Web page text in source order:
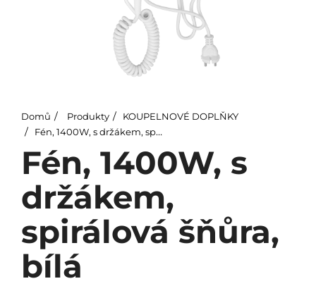
Domů Produkty
KOUPELNOVÉ DOPLŇKY
Fén, 1400W, s držákem, spirálová šňůra, bílá
Fén, 1400W, s
držákem,
spirálová šňůra,
bílá